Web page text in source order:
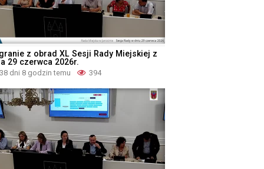
z obrad XL Sesji Rady Miejskiej z
29 czerwca 2026r.
38 dni 8 godzin temu 394